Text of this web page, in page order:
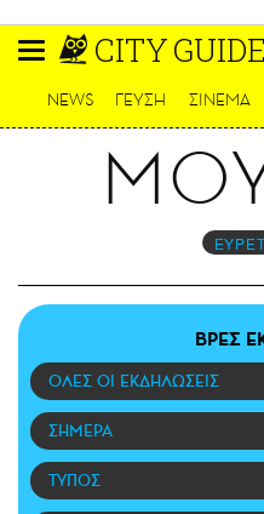
CITY GUIDE
LIFO SHOP
NEWSLETTER
ΜΙΚΡΟΠΡΑΓΜΑΤΑ
THE GOOD LIFO
ΕΙΔΗΣΕΙΣ
CULTURE
ΑΠΟΨΕΙΣ
ΤΡΟΠΟΣ ΖΩΗΣ
NEWS ΓΕΥΣΗ ΣΙΝΕΜΑ
ΒΡΕΣ
ΟΛΕΣ ΟΙ ΕΚΔΗΛΩΣΕΙΣ
ΣΗΜΕΡΑ
ΤΥΠΟΣ